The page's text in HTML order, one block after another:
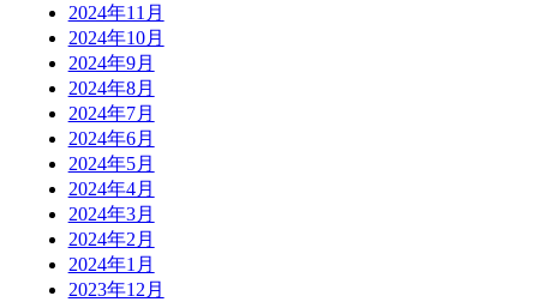
2024年11月
2024年10月
2024年9月
2024年8月
2024年7月
2024年6月
2024年5月
2024年4月
2024年3月
2024年2月
2024年1月
2023年12月